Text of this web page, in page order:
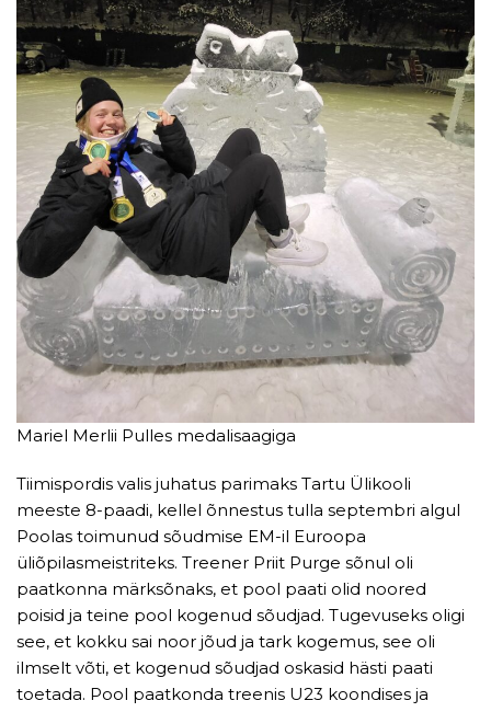
Mariel Merlii Pulles medalisaagiga
Tiimispordis valis juhatus parimaks Tartu Ülikooli
meeste 8-paadi, kellel õnnestus tulla septembri algul
Poolas toimunud sõudmise EM-il Euroopa
üliõpilasmeistriteks. Treener Priit Purge sõnul oli
paatkonna märksõnaks, et pool paati olid noored
poisid ja teine pool kogenud sõudjad. Tugevuseks oligi
see, et kokku sai noor jõud ja tark kogemus, see oli
ilmselt võti, et kogenud sõudjad oskasid hästi paati
toetada. Pool paatkonda treenis U23 koondises ja